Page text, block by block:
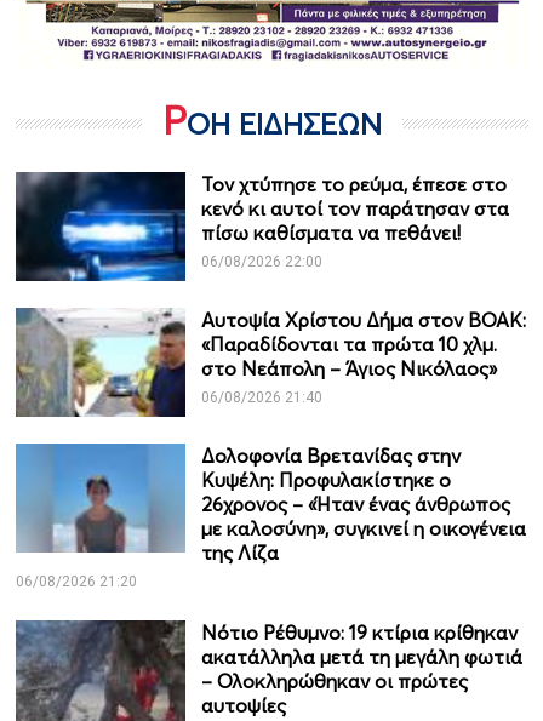
ΡΟΗ ΕΙΔΗΣΕΩΝ
Τον χτύπησε το ρεύμα, έπεσε στο
κενό κι αυτοί τον παράτησαν στα
πίσω καθίσματα να πεθάνει!
06/08/2026 22:00
Αυτοψία Χρίστου Δήμα στον ΒΟΑΚ:
«Παραδίδονται τα πρώτα 10 χλμ.
στο Νεάπολη – Άγιος Νικόλαος»
06/08/2026 21:40
Δολοφονία Βρετανίδας στην
Κυψέλη: Προφυλακίστηκε ο
26χρονος – «Ήταν ένας άνθρωπος
με καλοσύνη», συγκινεί η οικογένεια
της Λίζα
06/08/2026 21:20
Νότιο Ρέθυμνο: 19 κτίρια κρίθηκαν
ακατάλληλα μετά τη μεγάλη φωτιά
– Ολοκληρώθηκαν οι πρώτες
αυτοψίες